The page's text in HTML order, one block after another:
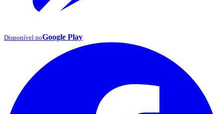
Disponível noGoogle Play